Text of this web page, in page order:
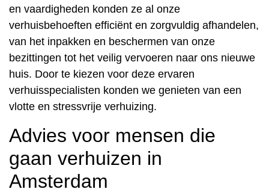
en vaardigheden konden ze al onze
verhuisbehoeften efficiënt en zorgvuldig afhandelen,
van het inpakken en beschermen van onze
bezittingen tot het veilig vervoeren naar ons nieuwe
huis. Door te kiezen voor deze ervaren
verhuisspecialisten konden we genieten van een
vlotte en stressvrije verhuizing.
Advies voor mensen die
gaan verhuizen in
Amsterdam